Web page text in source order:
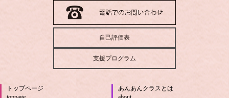
自己評価表
支援プログラム
トップページ
あんあんクラスとは